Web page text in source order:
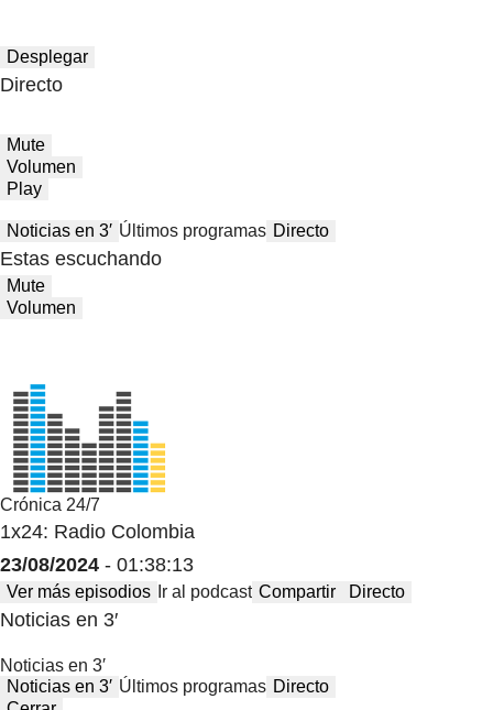
Desplegar
Directo
Mute
Volumen
Play
Noticias en 3′ Últimos programas Directo
Estas escuchando
Mute
Volumen
Crónica 24/7
1x24: Radio Colombia
23/08/2024 - 01:38:13
Ver más episodios Ir al podcast Compartir Directo
Noticias en 3′
Noticias en 3′
Noticias en 3′ Últimos programas Directo